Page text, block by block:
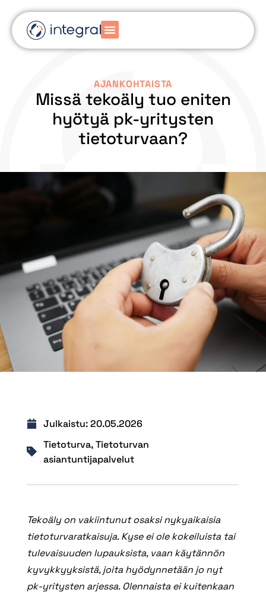
AJANKOHTAISTA
Missä tekoäly tuo eniten
hyötyä pk-yritysten
tietoturvaan?
Julkaistu: 20.05.2026
Tietoturva,Tietoturvan
asiantuntijapalvelut
Tekoäly on vakiintunut osaksi nykyaikaisia
tietoturvaratkaisuja. Kyse ei ole kokeiluista tai
tulevaisuuden lupauksista, vaan käytännön
kyvykkyyksistä, joita hyödynnetään jo nyt
pk‑yritysten arjessa. Olennaista ei kuitenkaan